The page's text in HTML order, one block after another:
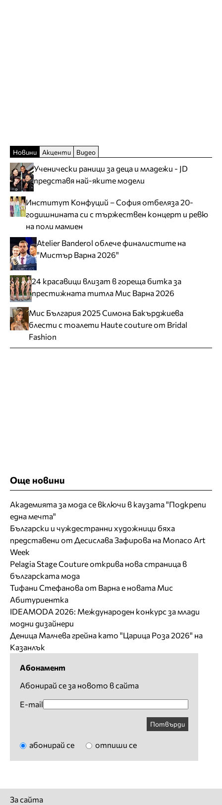
Новини Акценти Видео
Ученически раници за деца и младежи - JD
представя най-яките модели
Институт Конфуций – София отбеляза 20-
годишнината си с тържествен концерт и ревю
на поли мамиен
Atelier Banderol облече финалистите на
"Мистър Варна 2026"
24 красавици влизат в гореща битка за
престижната титла Мис Варна 2026
Мис България 2025 Симона Бакърджиева
блести с тоалети Haute couture от Bridal
Fashion
Още новини
Академията за мода се включи в каузата "Подкрепи
една мечта"
Български и чуждестранни художници бяха
представени от Десислава Зафирова на Monaco Art
Week
Pelagia Stage Couture открива нова страница в
българската мода
Тифани Стефанова от Варна е новата Мис
Абитуриентка
IDEAMODA 2026: Международен конкурс за млади
модни дизайнери
Деница Малчева грейна като "Царица Роза 2026" на
Казанлък
Абонамент
Абонирай се за новото в сайта
E-mail
Потвърди
абонирай се отпиши се
За сайта